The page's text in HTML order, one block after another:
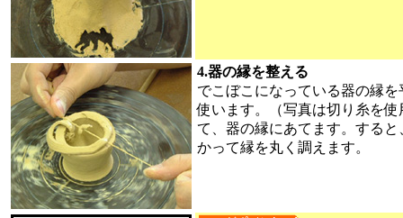
4.器の縁を整える
でこぼこになっている器の縁
使います。（写真は切り糸を
て、器の縁にあてます。する
かって縁を丸く調えます。